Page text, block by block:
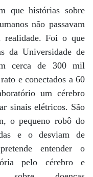
que histórias sobre
não passavam
Foi o que
da Universidade de
cerca de 300 mil
e conectados a 60
um cérebro
sinais elétricos. São
o pequeno robô do
e o desviam de
entender o
pelo cérebro e